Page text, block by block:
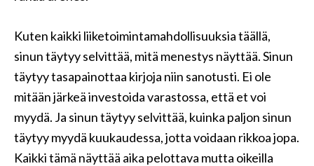
Kuten kaikki liiketoimintamahdollisuuksia täällä,
sinun täytyy selvittää, mitä menestys näyttää. Sinun
täytyy tasapainottaa kirjoja niin sanotusti. Ei ole
mitään järkeä investoida varastossa, että et voi
myydä. Ja sinun täytyy selvittää, kuinka paljon sinun
täytyy myydä kuukaudessa, jotta voidaan rikkoa jopa.
Kaikki tämä näyttää aika pelottava mutta oikeilla